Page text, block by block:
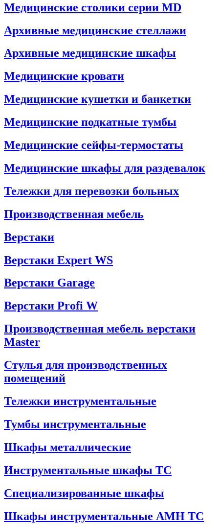
Медицинские столики серии MD
Архивные медицинские стеллажи
Архивные медицинские шкафы
Медицинские кровати
Медицинские кушетки и банкетки
Медицинские подкатные тумбы
Медицинские сейфы-термостаты
Медицинские шкафы для раздевалок
Тележки для перевозки больных
Производственная мебель
Верстаки
Верстаки Expert WS
Верстаки Garage
Верстаки Profi W
Производственная мебель верстаки
Master
Стулья для производственных
помещений
Тележки инструментальные
Тумбы инструментальные
Шкафы металлические
Инструментальные шкафы ТС
Специализированные шкафы
Шкафы инструментальные АМН ТС